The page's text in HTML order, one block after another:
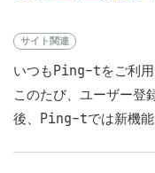
サイト関連
いつもPing-tをご利用
このたび、ユーザー登
後、Ping-tでは新機